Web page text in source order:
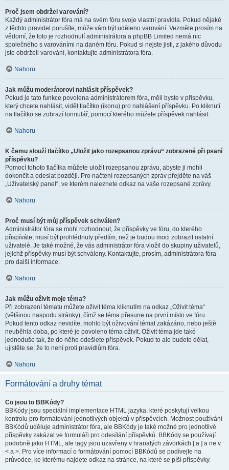
Proč jsem obdržel varování?
Každý administrátor fóra má na svém fóru svoje vlastní pravidla. Pokud nějaké
z těchto pravidel porušíte, může vám být uděleno varování. Vezměte prosím na
vědomí, že toto je rozhodnutí administrátora a phpBB Limited nemá nic
společného s varováními na daném fóru. Pokud si nejste jisti, z jakého důvodu
jste obdrželi varování, kontaktujte administrátora fóra.
Nahoru
Jak můžu moderátorovi nahlásit příspěvek?
Pokud je tato funkce povolena administrátorem fóra, měli byste v příspěvku,
který chcete nahlásit, vidět tlačítko (ikonu) pro nahlášení příspěvku. Po kliknutí
na tlačítko se zobrazí formulář, pomocí kterého můžete příspěvek nahlásit.
Nahoru
K čemu slouží tlačítko „Uložit jako rozepsanou zprávu“ zobrazené při psaní
příspěvku?
Pomocí tohoto tlačítka můžete uložit rozepsanou zprávu, abyste ji mohli
dokončit a odeslat později. Pro načtení rozepsaných zpráv přejděte na váš
„Uživatelský panel“, ve kterém naleznete odkaz na vaše rozepsané zprávy.
Nahoru
Proč musí být můj příspěvek schválen?
Administrátor fóra se mohl rozhodnout, že příspěvky ve fóru, do kterého
přispíváte, musí být prohlédnuty předtím, než je budou moci zobrazit ostatní
uživatelé. Je také možné, že vás administrátor fóra vložil do skupiny uživatelů,
jejichž příspěvky musí být schváleny. Kontaktujte, prosím, administrátora fóra
pro další informace.
Nahoru
Jak můžu oživit moje téma?
Při zobrazení tématu můžete oživit téma kliknutím na odkaz „Oživit téma“
(většinou naspodu stránky), čímž se téma přesune na první místo ve fóru.
Pokud tento odkaz nevidíte, mohlo být oživování témat zakázáno, nebo ještě
neuběhla doba, po které je povoleno téma oživit. Oživit téma jde také
jednoduše tak, že do něho odešlete příspěvek. Pokud to ale budete dělat,
ujistěte se, že to není proti pravidlům fóra.
Nahoru
Formátování a druhy témat
Co jsou to BBKódy?
BBKódy jsou speciální implementace HTML jazyka, které poskytují velkou
kontrolu pro formátování jednotlivých objektů v příspěvcích. Možnost používání
BBKódů uděluje administrátor fóra, ale BBKódy je také možné pro jednotlivé
příspěvky zakázat ve formuláři pro odesílání příspěvků. BBKódy se používají
podobně jako HTML, ale tagy jsou uzavřeny v hranatých závorkách [ a ] a ne v
< a >. Pro více informací o formátování pomocí BBKódů se podívejte na
průvodce, ke kterému najdete odkaz na stránce, na které se píší příspěvky.